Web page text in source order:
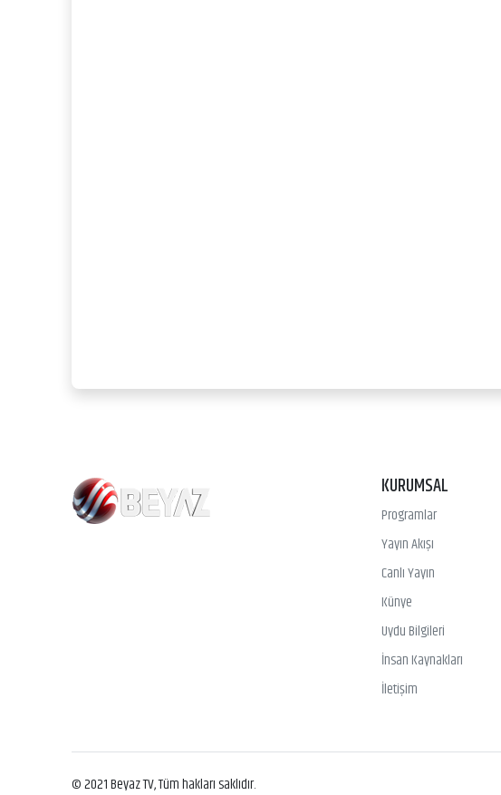
KURUMSAL
Programlar
Yayın Akışı
Canlı Yayın
Künye
Uydu Bilgileri
İnsan Kaynakları
İletişim
© 2021 Beyaz TV, Tüm hakları saklıdır.